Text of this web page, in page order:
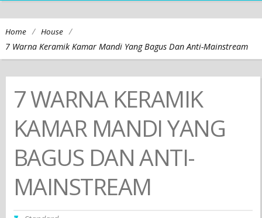
Home / House /
7 Warna Keramik Kamar Mandi Yang Bagus Dan Anti-Mainstream
7 WARNA KERAMIK
KAMAR MANDI YANG
BAGUS DAN ANTI-
MAINSTREAM